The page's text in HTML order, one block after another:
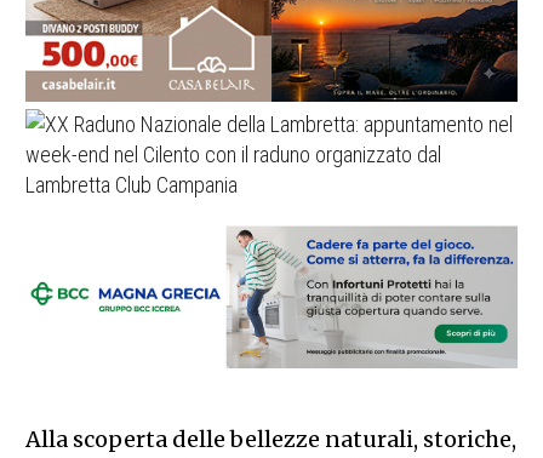
Alla scoperta delle bellezze naturali, storiche,